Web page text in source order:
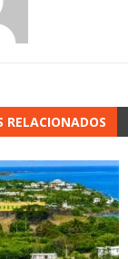
RELACIONADOS